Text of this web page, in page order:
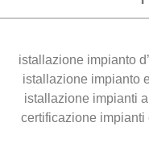
istallazione impianto
istallazione impianto
istallazione impianti
certificazione impianti